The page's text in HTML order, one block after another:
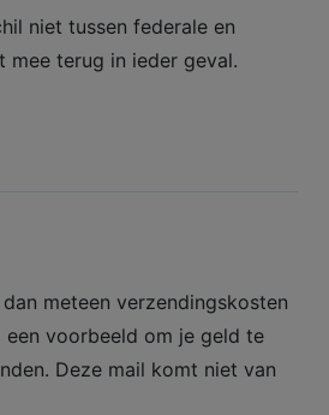
niet tussen federale en
mee terug in ieder geval.
meteen verzendingskosten
voorbeeld om je geld te
Deze mail komt niet van